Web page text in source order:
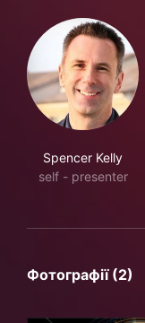
Spencer Kelly
self - presenter
Фотографії (2)